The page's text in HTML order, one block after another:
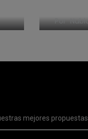
Por
mejores propuestas.